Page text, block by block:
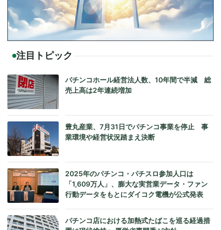
注目トピック
パチンコホール経営法人数、10年間で半減 総
売上高は2年連続増加
豊丸産業、7月31日でパチンコ事業を停止 事
業環境や経営状況踏まえ決断
2025年のパチンコ・パチスロ参加人口は
「1,609万人」、膨大な実営業データ・ファン
行動データをもとにダイコク電機が公式発表
パチンコ店における加熱式たばこを巡る経過措